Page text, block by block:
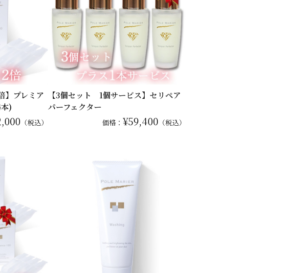
】プレミア
)
（税込）
【3個セット 1個サービス】セリペア
パーフェクター
価格： ¥59,400 （税込）